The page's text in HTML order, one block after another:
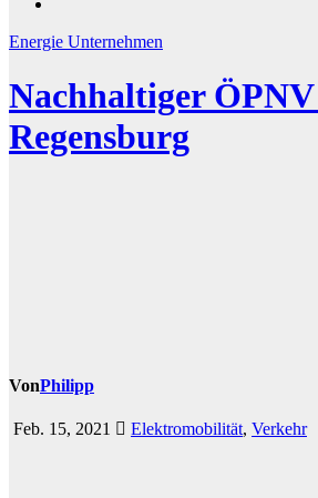
Energie Unternehmen
Nachhaltiger
Regensburg
VonPhilipp
Feb. 15, 2021 Elektromobilität, Verkehr